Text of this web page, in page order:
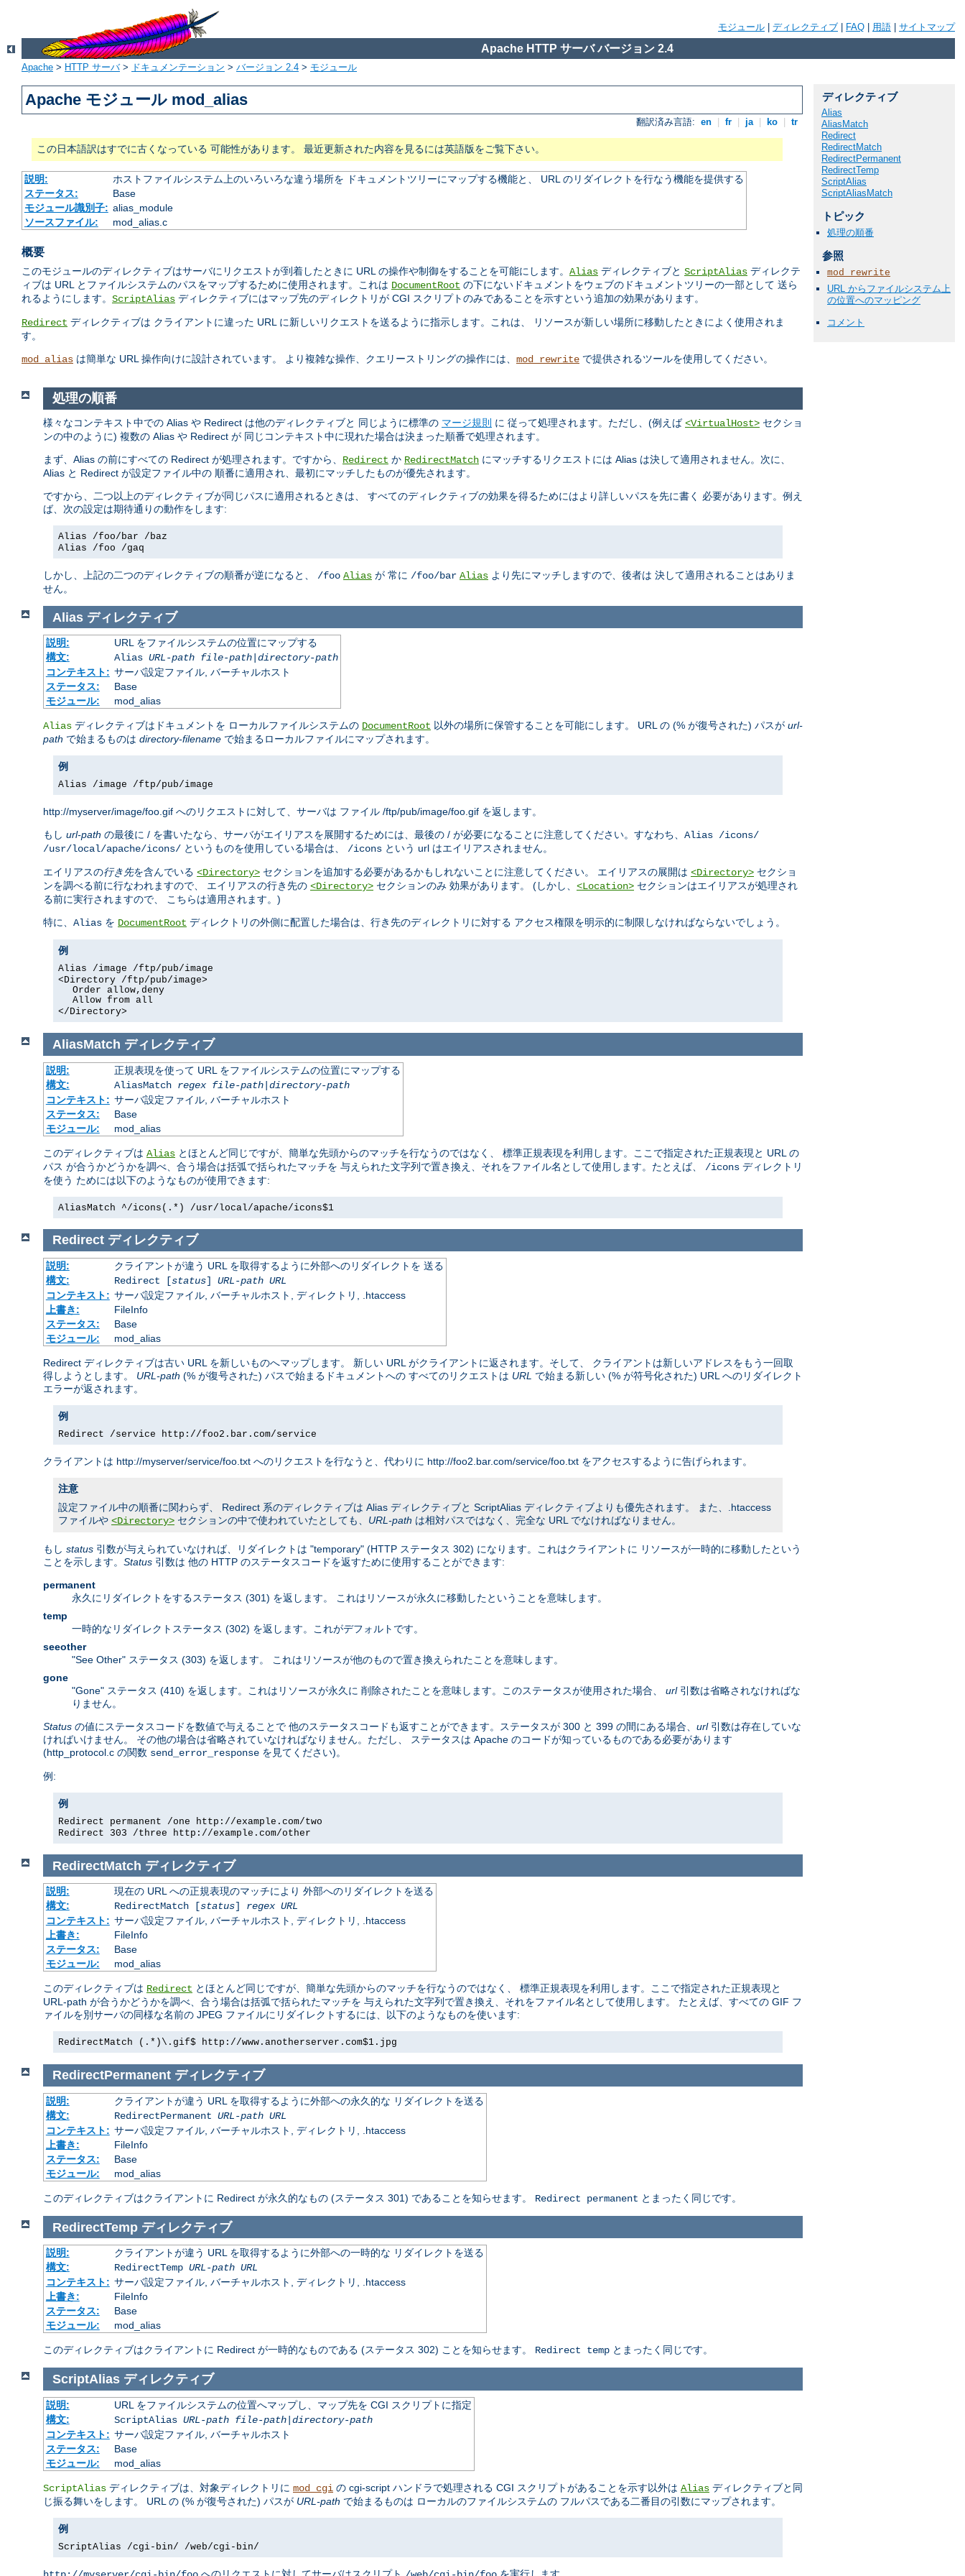
モジュール ディレクティブ FAQ 用語 サイトマップ
Apache HTTP サーバ バージョン 2.4
Apache > HTTP サーバ> ドキュメンテーション > バージョン 2.4 > モジュール
Apache モジュール mod_alias
翻訳済み言語: en fr ja ko tr
この日本語訳はすでに古くなっている 可能性があります。 最近更新された内容を見るには英語版をご覧下さい。
説明:
ホストファイルシステム上のいろいろな違う場所を ドキュメントツリーにマップする機能と、 URL のリダイレクトを行なう機能を提供する
ステータス:
Base
モジュール識別子: alias_module
ソースファイル:
mod_alias.c
概要
このモジュールのディレクティブはサーバにリクエストが到着したときに URL の操作や制御をすることを可能にします。 Alias ディレクティブと ScriptAlias ディレクテ
ィブは URL とファイルシステムのパスをマップするために使用されます。これは DocumentRoot の下にないドキュメントをウェブのドキュメントツリーの一部として 送ら
れるようにします。 ScriptAlias ディレクティブにはマップ先のディレクトリが CGI スクリプトのみであることを示すという追加の効果があります。
Redirect ディレクティブは クライアントに違った URL に新しいリクエストを送るように指示します。これは、 リソースが新しい場所に移動したときによく使用されま
す。
mod_alias は簡単な URL 操作向けに設計されています。 より複雑な操作、クエリーストリングの操作には、 mod_rewrite で提供されるツールを使用してください。
ディレクティブ
Alias
AliasMatch
Redirect
RedirectMatch
RedirectPermanent
RedirectTemp
ScriptAlias
ScriptAliasMatch
トピック
処理の順番
参照
mod_rewrite
URL からファイルシステム上
の位置へのマッピング
コメント
処理の順番
様々なコンテキスト中での Alias や Redirect は他のディレクティブと 同じように標準の マージ規則 に 従って処理されます。ただし、(例えば<VirtualHost> セクショ
ンの中のように) 複数の Alias や Redirect が 同じコンテキスト中に現れた場合は決まった順番で処理されます。
まず、Alias の前にすべての Redirect が処理されます。ですから、 Redirect か RedirectMatch にマッチするリクエストには Alias は決して適用されません。次に、
Alias と Redirect が設定ファイル中の 順番に適用され、最初にマッチしたものが優先されます。
ですから、二つ以上のディレクティブが同じパスに適用されるときは、 すべてのディレクティブの効果を得るためにはより詳しいパスを先に書く 必要があります。例え
ば、次の設定は期待通りの動作をします:
Alias /foo/bar /baz
Alias /foo /gaq
しかし、上記の二つのディレクティブの順番が逆になると、 /foo Alias が 常に /foo/bar Alias より先にマッチしますので、後者は 決して適用されることはありま
せん。
Alias ディレクティブ
説明:
URL をファイルシステムの位置にマップする
構文:
Alias URL-path file-path| directory-path
コンテキスト: サーバ設定ファイル, バーチャルホスト
ステータス:
Base
モジュール:
mod_alias
Alias ディレクティブはドキュメントを ローカルファイルシステムの DocumentRoot 以外の場所に保管することを可能にします。 URL の (% が復号された) パスが url-
path で始まるものは directory-filename で始まるローカルファイルにマップされます。
例
Alias /image /ftp/pub/image
http://myserver/image/foo.gif へのリクエストに対して、サーバは ファイル /ftp/pub/image/foo.gif を返します。
もし url-path の最後に / を書いたなら、サーバがエイリアスを展開するためには、最後の / が必要になることに注意してください。すなわち、 Alias /icons/
/usr/local/apache/icons/ というものを使用している場合は、 /icons という url はエイリアスされません。
エイリアスの行き先を含んでいる <Directory> セクションを追加する必要があるかもしれないことに注意してください。 エイリアスの展開は <Directory> セクショ
ンを調べる前に行なわれますので、 エイリアスの行き先の <Directory> セクションのみ 効果があります。 (しかし、 <Location> セクションはエイリアスが処理され
る前に実行されますので、 こちらは適用されます。)
特に、 Alias を DocumentRoot ディレクトリの外側に配置した場合は、行き先のディレクトリに対する アクセス権限を明示的に制限しなければならないでしょう。
例
Alias /image /ftp/pub/image
<Directory /ftp/pub/image>
Order allow,deny
Allow from all
</Directory>
AliasMatch ディレクティブ
説明:
正規表現を使って URL をファイルシステムの位置にマップする
構文:
AliasMatch regex file-path| directory-path
コンテキスト: サーバ設定ファイル, バーチャルホスト
ステータス:
Base
モジュール:
mod_alias
このディレクティブは Alias とほとんど同じですが、簡単な先頭からのマッチを行なうのではなく、 標準正規表現を利用します。ここで指定された正規表現と URL の
パス が合うかどうかを調べ、合う場合は括弧で括られたマッチを 与えられた文字列で置き換え、それをファイル名として使用します。たとえば、 /icons ディレクトリ
を使う ためには以下のようなものが使用できます:
AliasMatch ^/icons(.*) /usr/local/apache/icons$1
Redirect ディレクティブ
説明:
クライアントが違う URL を取得するように外部へのリダイレクトを 送る
構文:
Redirect [status] URL-path URL
コンテキスト: サーバ設定ファイル, バーチャルホスト, ディレクトリ, .htaccess
上書き:
FileInfo
ステータス:
Base
モジュール:
mod_alias
Redirect ディレクティブは古い URL を新しいものへマップします。 新しい URL がクライアントに返されます。そして、 クライアントは新しいアドレスをもう一回取
得しようとします。 URL-path (% が復号された) パスで始まるドキュメントへの すべてのリクエストは URL で始まる新しい (% が符号化された) URL へのリダイレクト
エラーが返されます。
例
Redirect /service http://foo2.bar.com/service
クライアントは http://myserver/service/foo.txt へのリクエストを行なうと、代わりに http://foo2.bar.com/service/foo.txt をアクセスするように告げられます。
注意
設定ファイル中の順番に関わらず、 Redirect 系のディレクティブは Alias ディレクティブと ScriptAlias ディレクティブよりも優先されます。 また、.htaccess
ファイルや <Directory> セクションの中で使われていたとしても、 URL-path は相対パスではなく、完全な URL でなければなりません。
もし status 引数が与えられていなければ、リダイレクトは "temporary" (HTTP ステータス 302) になります。これはクライアントに リソースが一時的に移動したという
ことを示します。 Status 引数は 他の HTTP のステータスコードを返すために使用することができます:
permanent
永久にリダイレクトをするステータス (301) を返します。 これはリソースが永久に移動したということを意味します。
temp
一時的なリダイレクトステータス (302) を返します。これがデフォルトです。
seeother
"See Other" ステータス (303) を返します。 これはリソースが他のもので置き換えられたことを意味します。
gone
"Gone" ステータス (410) を返します。これはリソースが永久に 削除されたことを意味します。このステータスが使用された場合、 url引数は省略されなければな
りません。
Status の値にステータスコードを数値で与えることで 他のステータスコードも返すことができます。ステータスが 300 と 399 の間にある場合、 url引数は存在していな
ければいけません。 その他の場合は省略されていなければなりません。ただし、 ステータスは Apache のコードが知っているものである必要があります
(http_protocol.c の関数 send_error_response を見てください)。
例:
例
Redirect permanent /one http://example.com/two
Redirect 303 /three http://example.com/other
RedirectMatch ディレクティブ
説明:
現在の URL への正規表現のマッチにより 外部へのリダイレクトを送る
構文:
RedirectMatch [status] regex URL
コンテキスト: サーバ設定ファイル, バーチャルホスト, ディレクトリ, .htaccess
上書き:
FileInfo
ステータス:
Base
モジュール:
mod_alias
このディレクティブは Redirect とほとんど同じですが、簡単な先頭からのマッチを行なうのではなく、 標準正規表現を利用します。ここで指定された正規表現と
URL-path が合うかどうかを調べ、合う場合は括弧で括られたマッチを 与えられた文字列で置き換え、それをファイル名として使用します。 たとえば、すべての GIF フ
ァイルを別サーバの同様な名前の JPEG ファイルにリダイレクトするには、以下のようなものを使います:
RedirectMatch (.*)\.gif$ http://www.anotherserver.com$1.jpg
RedirectPermanent ディレクティブ
説明:
クライアントが違う URL を取得するように外部への永久的な リダイレクトを送る
構文:
RedirectPermanent URL-path URL
コンテキスト: サーバ設定ファイル, バーチャルホスト, ディレクトリ, .htaccess
上書き:
FileInfo
ステータス:
Base
モジュール:
mod_alias
このディレクティブはクライアントに Redirect が永久的なもの (ステータス 301) であることを知らせます。 Redirect permanent とまったく同じです。
RedirectTemp ディレクティブ
説明:
クライアントが違う URL を取得するように外部への一時的な リダイレクトを送る
構文:
RedirectTemp URL-path URL
コンテキスト: サーバ設定ファイル, バーチャルホスト, ディレクトリ, .htaccess
上書き:
FileInfo
ステータス:
Base
モジュール:
mod_alias
このディレクティブはクライアントに Redirect が一時的なものである (ステータス 302) ことを知らせます。 Redirect temp とまったく同じです。
ScriptAlias ディレクティブ
説明:
URL をファイルシステムの位置へマップし、マップ先を CGI スクリプトに指定
構文:
ScriptAlias URL-path file-path|directory-path
コンテキスト: サーバ設定ファイル, バーチャルホスト
ステータス:
Base
モジュール:
mod_alias
ScriptAlias ディレクティブは、対象ディレクトリに mod_cgi の cgi-script ハンドラで処理される CGI スクリプトがあることを示す以外は Alias ディレクティブと同
じ振る舞いをします。 URL の (% が復号された) パスが URL-path で始まるものは ローカルのファイルシステムの フルパスである二番目の引数にマップされます。
例
ScriptAlias /cgi-bin/ /web/cgi-bin/
へのリクエストに対してサーバはスクリプト を実行します。